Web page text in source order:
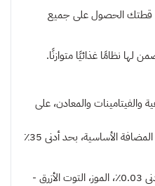
قطتك الحصول على جميع
لها نظامًا غذائيًا متوازنًا.
والفيتامينات والمعادن، على
الأساسية، بحد أدنى 35٪
دقيق البطاطا الحلوة، التفاح - بحد أدنى 0.03٪، الموز، التوت الأزرق -